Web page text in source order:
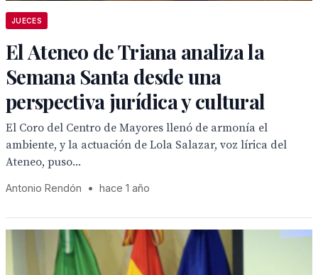
JUECES
El Ateneo de Triana analiza la
Semana Santa desde una
perspectiva jurídica y cultural
El Coro del Centro de Mayores llenó de armonía el
ambiente, y la actuación de Lola Salazar, voz lírica del
Ateneo, puso...
Antonio Rendón • hace 1 año